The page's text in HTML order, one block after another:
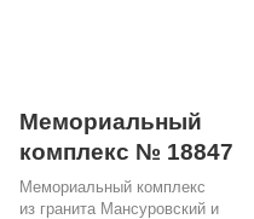
Мемориальный
комплекс № 18847
Мемориальный комплекс
из гранита Мансуровский и